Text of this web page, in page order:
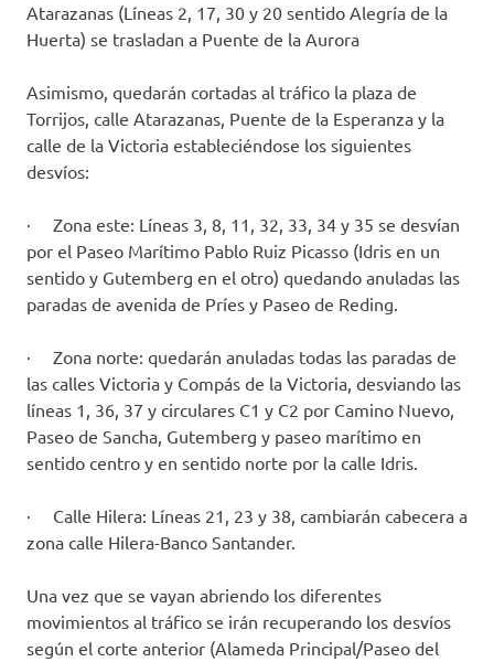
Atarazanas (Líneas 2, 17, 30 y 20 sentido Alegría de la
Huerta) se trasladan a Puente de la Aurora
Asimismo, quedarán cortadas al tráfico la plaza de
Torrijos, calle Atarazanas, Puente de la Esperanza y la
calle de la Victoria estableciéndose los siguientes
desvíos:
· Zona este: Líneas 3, 8, 11, 32, 33, 34 y 35 se desvían
por el Paseo Marítimo Pablo Ruiz Picasso (Idris en un
sentido y Gutemberg en el otro) quedando anuladas las
paradas de avenida de Príes y Paseo de Reding.
· Zona norte: quedarán anuladas todas las paradas de
las calles Victoria y Compás de la Victoria, desviando las
líneas 1, 36, 37 y circulares C1 y C2 por Camino Nuevo,
Paseo de Sancha, Gutemberg y paseo marítimo en
sentido centro y en sentido norte por la calle Idris.
· Calle Hilera: Líneas 21, 23 y 38, cambiarán cabecera a
zona calle Hilera-Banco Santander.
Una vez que se vayan abriendo los diferentes
movimientos al tráfico se irán recuperando los desvíos
según el corte anterior (Alameda Principal/Paseo del